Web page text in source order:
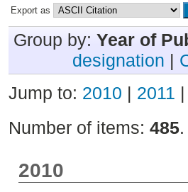
Export as
Group by: Year of
designation |
Jump to: 2010 | 2011
Number of items: 485.
2010